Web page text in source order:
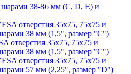
38-86 мм (C, D, E) и
отверстия 35x75, 75x75 и
38 мм (1,5", размер "C")